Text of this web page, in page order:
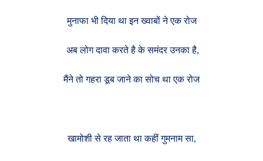
मुनाफा भी दिया था इन ख्वाबों ने एक रोज
अब लोग दावा करते है के समंदर उनका है,
मैंने तो गहरा डूब जाने का सोच था एक रोज
खामोशी से रह जाता था कहीं गुमनाम सा,